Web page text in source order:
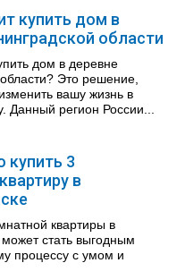
купить дом в
области
дом в деревне
Это решение,
вашу жизнь в
Данный регион России...
купить 3
в
квартиры в
стать выгодным
процессу с умом и